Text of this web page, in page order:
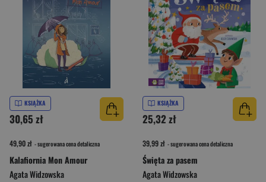
KSIĄŻKA
30,65 zł
49,90 zł - sugerowana cena detaliczna
Kalafiornia Mon Amour
Agata Widzowska
KSIĄŻKA
25,32 zł
39,99 zł - sugerowana cena detaliczna
Święta za pasem
Agata Widzowska